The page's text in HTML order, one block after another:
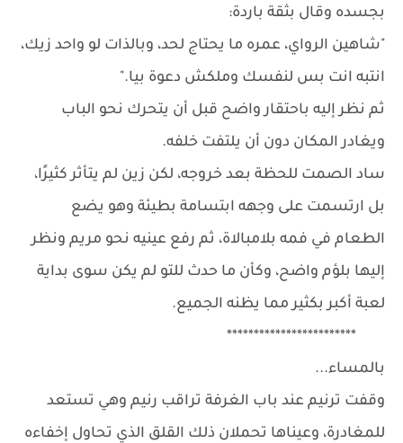
بجسده وقال بثقة باردة:
"شاهين الرواي، عمره ما يحتاج لحد، وبالذات لو واحد زيك،
انتبه انت بس لنفسك وملكش دعوة بيا."
ثم نظر إليه باحتقار واضح قبل أن يتحرك نحو الباب
ويغادر المكان دون أن يلتفت خلفه.
ساد الصمت للحظة بعد خروجه، لكن زين لم يتأثر كثيرًا،
بل ارتسمت على وجهه ابتسامة بطيئة وهو يضع
الطعام في فمه بلامبالاة، ثم رفع عينيه نحو مريم ونظر
إليها بلؤم واضح، وكأن ما حدث للتو لم يكن سوى بداية
لعبة أكبر بكثير مما يظنه الجميع.
************************
بالمساء...
وقفت ترنيم عند باب الغرفة تراقب رنيم وهي تستعد
للمغادرة، وعيناها تحملان ذلك القلق الذي تحاول إخفاءه